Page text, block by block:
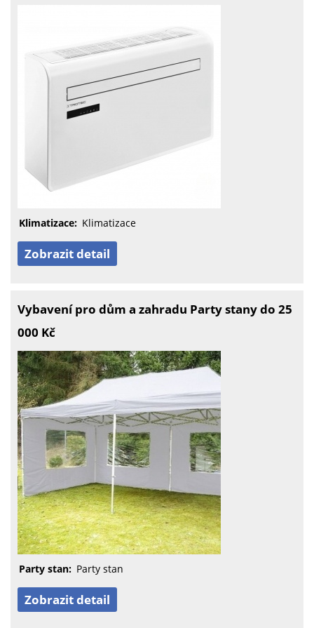
Klimatizace: Klimatizace
Zobrazit detail
Vybavení pro dům a zahradu Party stany do 25
000 Kč
Party stan: Party stan
Zobrazit detail